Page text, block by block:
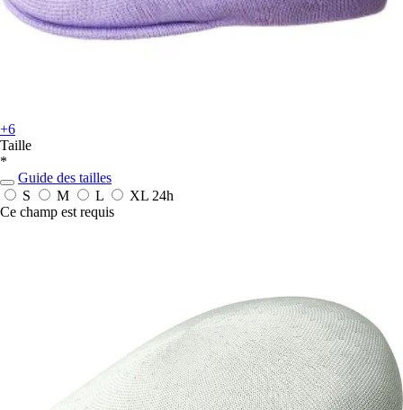
+6
Taille
*
Guide des tailles
S
M L XL 24h
Ce champ est requis